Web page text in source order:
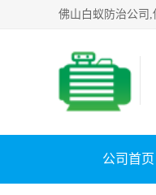
公司首页